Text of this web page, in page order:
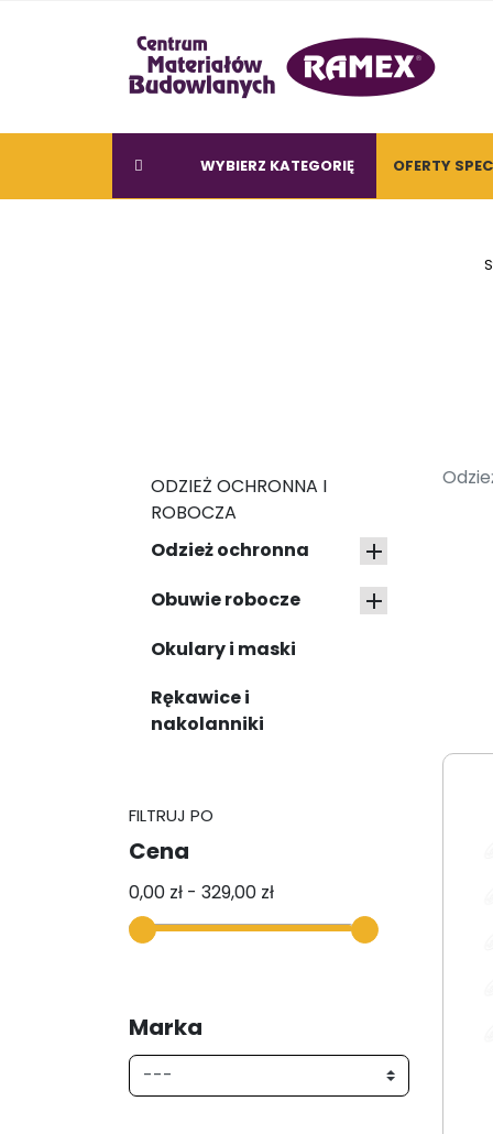
WYBIERZ KATEGORIĘ OFERTY
ODZIEŻ OCHRONNA I
ROBOCZA
Odzież ochronna

Obuwie robocze 
Okulary i maski
Rękawice i
nakolanniki
FILTRUJ PO
Cena
0,00 zł - 329,00 zł
Marka